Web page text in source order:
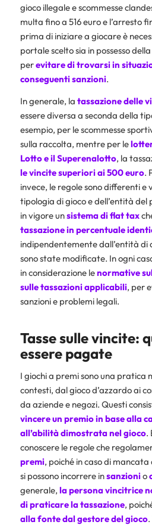
gioco illegale e scommesse
multa fino a 516 euro e l’arresto
prima di iniziare a giocare è
portale scelto sia in possesso della
perevitare di trovarsi in
conseguenti sanzioni.
In generale, la tassazione delle
essere diversa a seconda della
esempio, per le scommesse
sulla raccolta, mentre per le
Lotto e il Superenalotto, la
le vincite superiori ai 500 euro.
invece, le regole sono differenti e
tipologia di gioco e dell’entità del
in vigore unsistema di flat tax
tassazione in percentuale
indipendentemente dall’entità di
sono state modificate. In ogni
in considerazione lenormative
sulle tassazioni applicabili, per
sanzioni e problemi legali.
Tasse sulle vincite:
essere pagate
I giochi a premi sono una pratica
contesti, dal gioco d’azzardo ai
da aziende e negozi. Questi
vincere un premio in base alla
all’abilità dimostrata nel gioco.
conoscere le regole che
premi, poiché in caso di mancata
si possono incorrere insanzionio
generale, la persona vincitrice
di praticare la tassazione,
alla fonte dal gestore del gioco.